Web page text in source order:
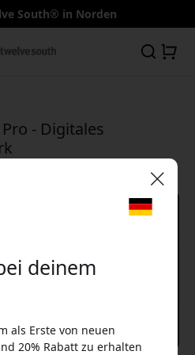
South® in Norden
- Digitales
deinem
als Erste von neuen
20% Rabatt zu erhalten
an der Kasse, um 20%